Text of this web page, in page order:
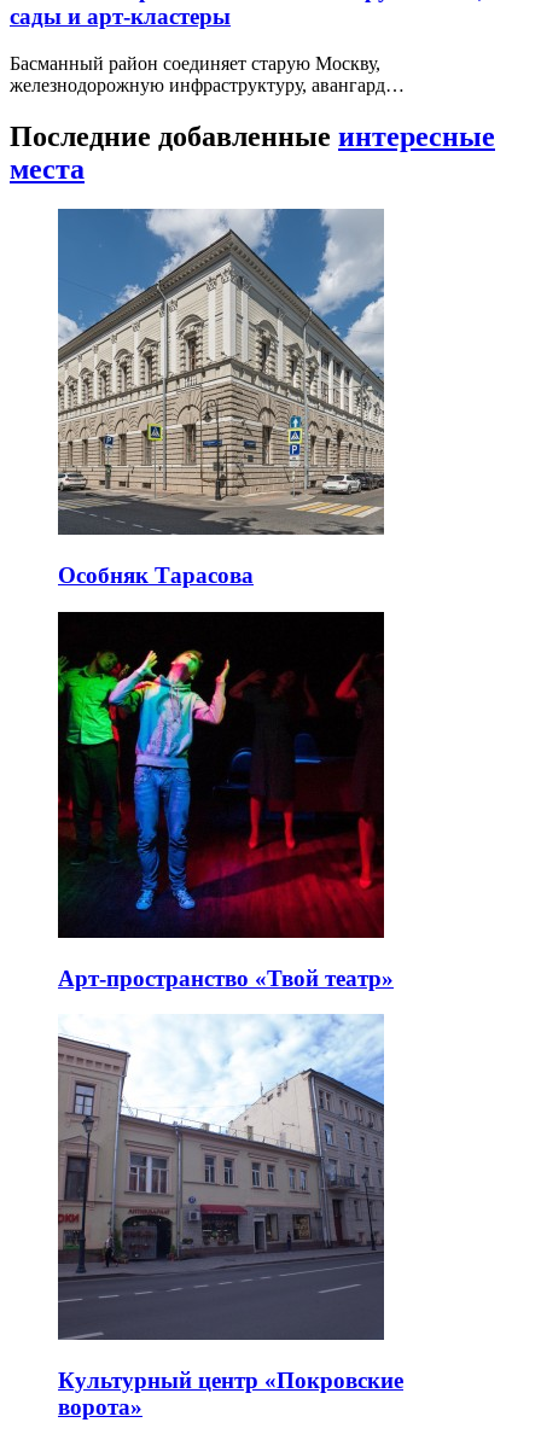
сады и арт-кластеры
Басманный район соединяет старую Москву,
железнодорожную инфраструктуру, авангард…
Последние добавленные интересные
места
Особняк Тарасова
Арт-пространство «Твой театр»
Культурный центр «Покровские
ворота»